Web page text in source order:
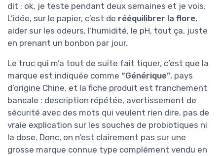
dit : ok, je teste pendant deux semaines et je vois.
L’idée, sur le papier, c’est de rééquilibrer la flore,
aider sur les odeurs, l’humidité, le pH, tout ça, juste
en prenant un bonbon par jour.
Le truc qui m’a tout de suite fait tiquer, c’est que la
marque est indiquée comme “Générique”, pays
d’origine Chine, et la fiche produit est franchement
bancale : description répétée, avertissement de
sécurité avec des mots qui veulent rien dire, pas de
vraie explication sur les souches de probiotiques ni
la dose. Donc, on n’est clairement pas sur une
grosse marque connue type complément vendu en